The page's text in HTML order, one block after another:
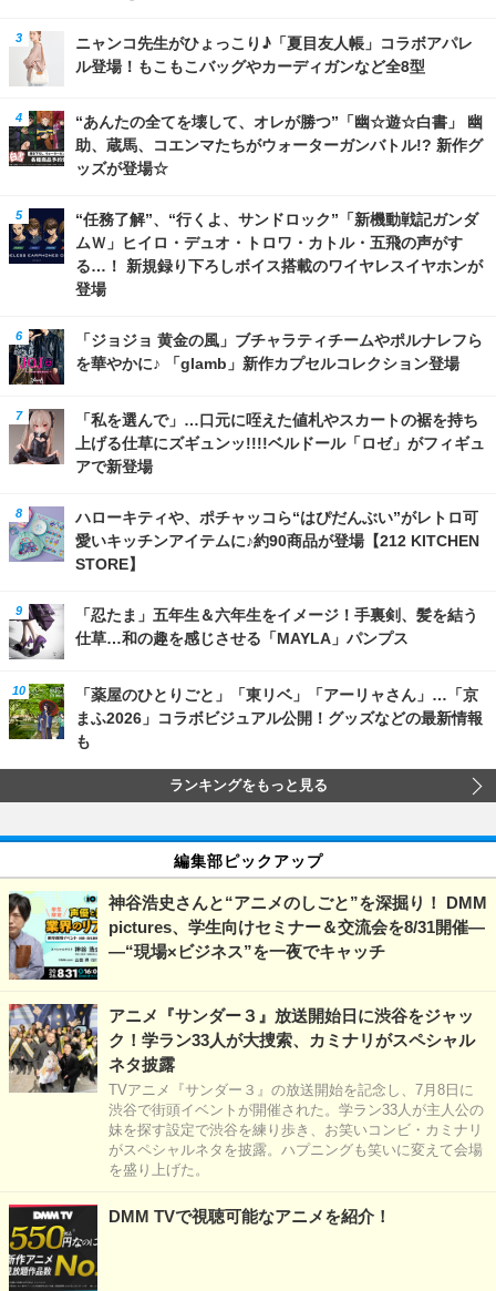
ニャンコ先生がひょっこり♪「夏目友人帳」コラボアパレ
ル登場！もこもこバッグやカーディガンなど全8型
“あんたの全てを壊して、オレが勝つ”「幽☆遊☆白書」 幽
助、蔵馬、コエンマたちがウォーターガンバトル!? 新作グ
ッズが登場☆
“任務了解”、“行くよ、サンドロック”「新機動戦記ガンダ
ムＷ」ヒイロ・デュオ・トロワ・カトル・五飛の声がす
る…！ 新規録り下ろしボイス搭載のワイヤレスイヤホンが
登場
「ジョジョ 黄金の風」ブチャラティチームやポルナレフら
を華やかに♪ 「glamb」新作カプセルコレクション登場
「私を選んで」…口元に咥えた値札やスカートの裾を持ち
上げる仕草にズギュンッ!!!!ベルドール「ロゼ」がフィギュ
アで新登場
ハローキティや、ポチャッコら“はぴだんぶい”がレトロ可
愛いキッチンアイテムに♪約90商品が登場【212 KITCHEN
STORE】
「忍たま」五年生＆六年生をイメージ！手裏剣、髪を結う
仕草…和の趣を感じさせる「MAYLA」パンプス
「薬屋のひとりごと」「東リベ」「アーリャさん」…「京
まふ2026」コラボビジュアル公開！グッズなどの最新情報
も
ランキングをもっと見る
編集部ピックアップ
神谷浩史さんと“アニメのしごと”を深掘り！ DMM
pictures、学生向けセミナー＆交流会を8/31開催―
―“現場×ビジネス”を一夜でキャッチ
アニメ『サンダー３』放送開始日に渋谷をジャッ
ク！学ラン33人が大捜索、カミナリがスペシャル
ネタ披露
TVアニメ『サンダー３』の放送開始を記念し、7月8日に
渋谷で街頭イベントが開催された。学ラン33人が主人公の
妹を探す設定で渋谷を練り歩き、お笑いコンビ・カミナリ
がスペシャルネタを披露。ハプニングも笑いに変えて会場
を盛り上げた。
DMM TVで視聴可能なアニメを紹介！